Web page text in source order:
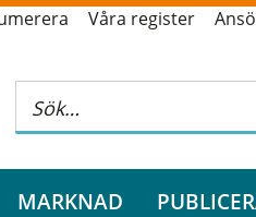
Våra register
MARKNAD